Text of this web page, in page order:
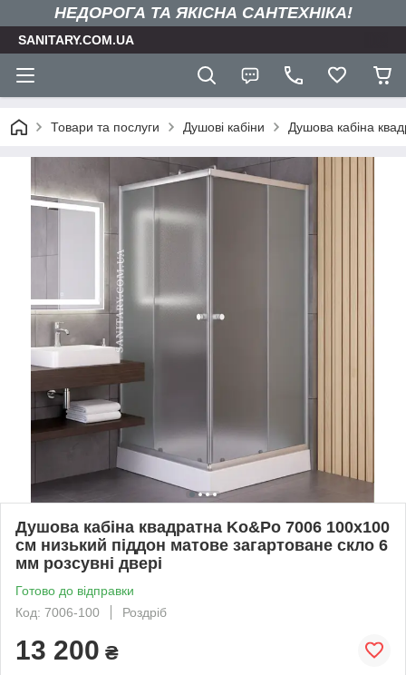
НЕДОРОГА ТА ЯКIСНА САНТЕХНІКА!
SANITARY.COM.UA
Товари та послуги Душові кабіни Душова кабіна
Душова кабіна квадратна Ko&Po 7006 100х100
см низький піддон матове загартоване скло 6
мм розсувні двері
Готово до відправки
Код: 7006-100
Роздріб
13 200 ₴